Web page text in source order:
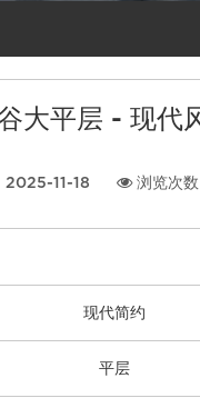
大平层 - 现代
2025-11-18 浏览次数
现代简约
平层